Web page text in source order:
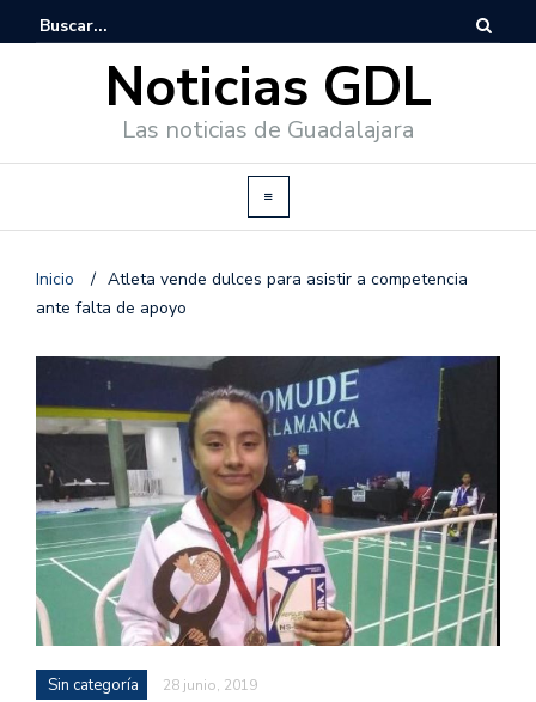
Noticias GDL
Las noticias de Guadalajara
Inicio / Atleta vende dulces para asistir a competencia
ante falta de apoyo
Sin categoría 28 junio, 2019